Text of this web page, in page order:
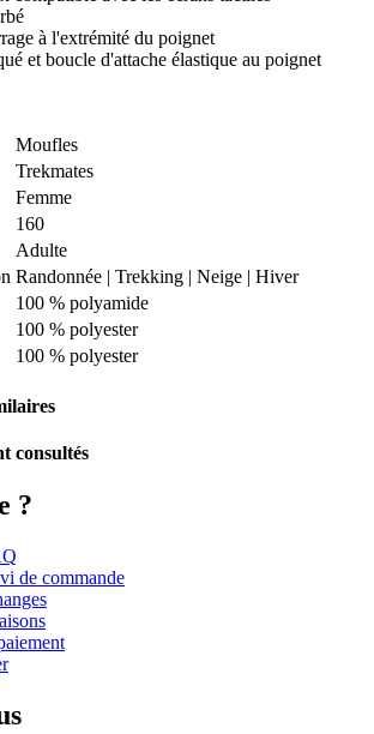
à l'extrémité du poignet
et boucle d'attache élastique au poignet
Moufles
Trekmates
Femme
160
Adulte
Randonnée | Trekking | Neige | Hiver
100 % polyamide
100 % polyester
100 % polyester
consultés
?
de commande